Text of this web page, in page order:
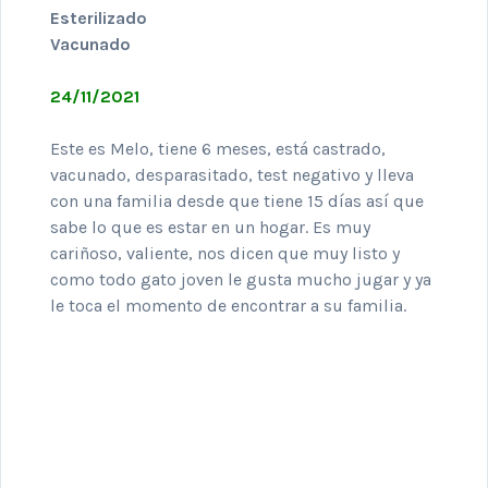
Esterilizado
Vacunado
24/11/2021
Este es Melo, tiene 6 meses, está castrado,
vacunado, desparasitado, test negativo y lleva
con una familia desde que tiene 15 días así que
sabe lo que es estar en un hogar. Es muy
cariñoso, valiente, nos dicen que muy listo y
como todo gato joven le gusta mucho jugar y ya
le toca el momento de encontrar a su familia.